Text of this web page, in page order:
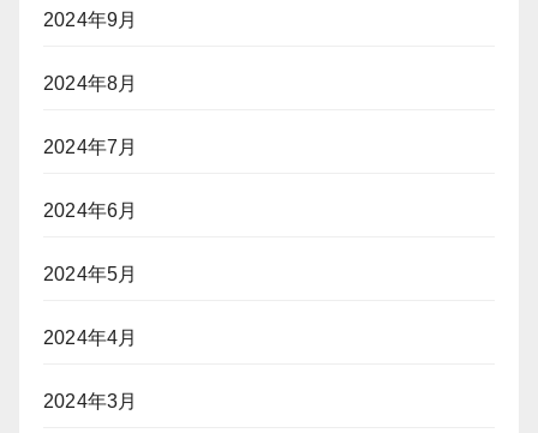
2024年9月
2024年8月
2024年7月
2024年6月
2024年5月
2024年4月
2024年3月